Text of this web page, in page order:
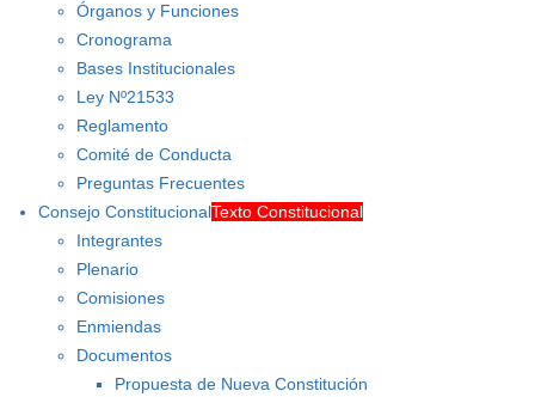
Órganos y Funciones
Cronograma
Bases Institucionales
Ley Nº21533
Reglamento
Comité de Conducta
Preguntas Frecuentes
Consejo ConstitucionalTexto Constitucional
Integrantes
Plenario
Comisiones
Enmiendas
Documentos
Propuesta de Nueva Constitución